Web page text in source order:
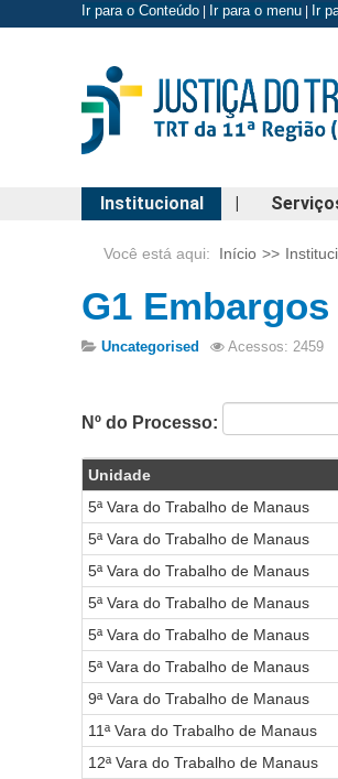
Ir para o Conteúdo Ir para o menu Ir
Institucional |
Você está aqui: Início >>
G1
Uncategorised Acessos: 2459
Nº do Processo:
Unidade
5ª Vara do Trabalho de Manaus
5ª Vara do Trabalho de Manaus
5ª Vara do Trabalho de Manaus
5ª Vara do Trabalho de Manaus
5ª Vara do Trabalho de Manaus
5ª Vara do Trabalho de Manaus
9ª Vara do Trabalho de Manaus
11ª Vara do Trabalho de Manaus
12ª Vara do Trabalho de Manaus